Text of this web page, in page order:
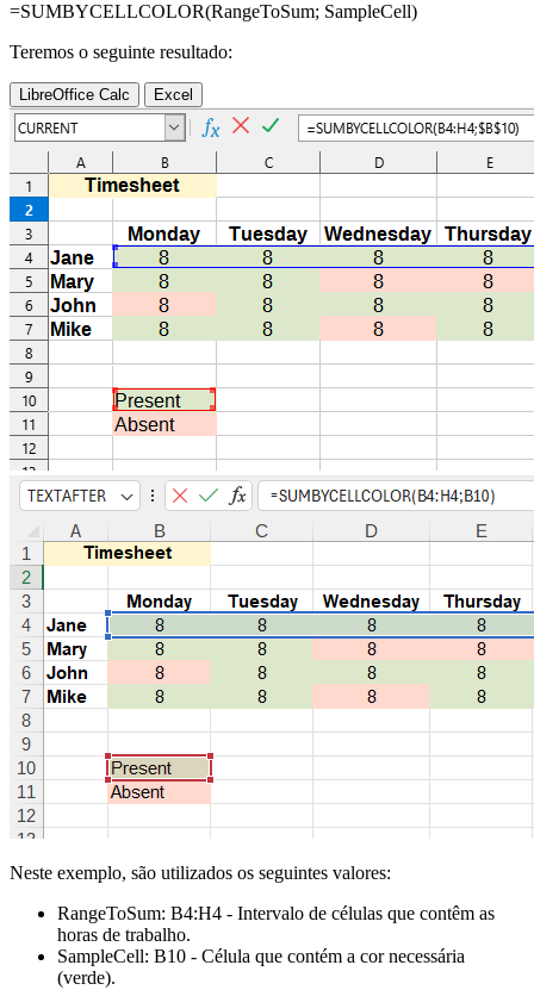
=SUMBYCELLCOLOR(RangeToSum; SampleCell)
Teremos o seguinte resultado:
LibreOffice Calc Excel
Neste exemplo, são utilizados os seguintes valores:
RangeToSum: B4:H4 - Intervalo de células que contêm as
horas de trabalho.
SampleCell: B10 - Célula que contém a cor necessária
(verde).